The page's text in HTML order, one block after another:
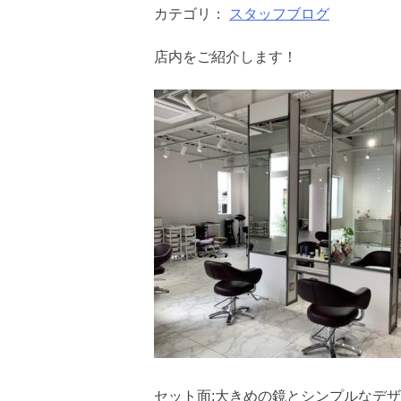
カテゴリ： スタッフブログ
店内をご紹介します！
セット面:大きめの鏡とシンプルなデ